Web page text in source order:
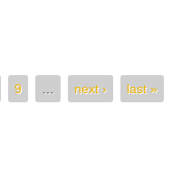
9 next › last »